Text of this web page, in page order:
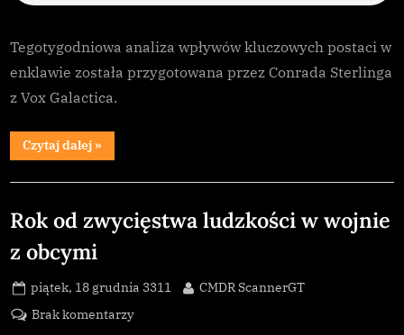
grudnia
Tegotygodniowa analiza wpływów kluczowych postaci w
enklawie została przygotowana przez Conrada Sterlinga
z Vox Galactica.
Czytaj dalej“Ranking
enklaw:
grudnia”
»
Rok od zwycięstwa ludzkości w wojnie
z obcymi
Posted
on
piątek, 18 grudnia 3311 By
CMDR ScannerGT
Brak komentarzydo